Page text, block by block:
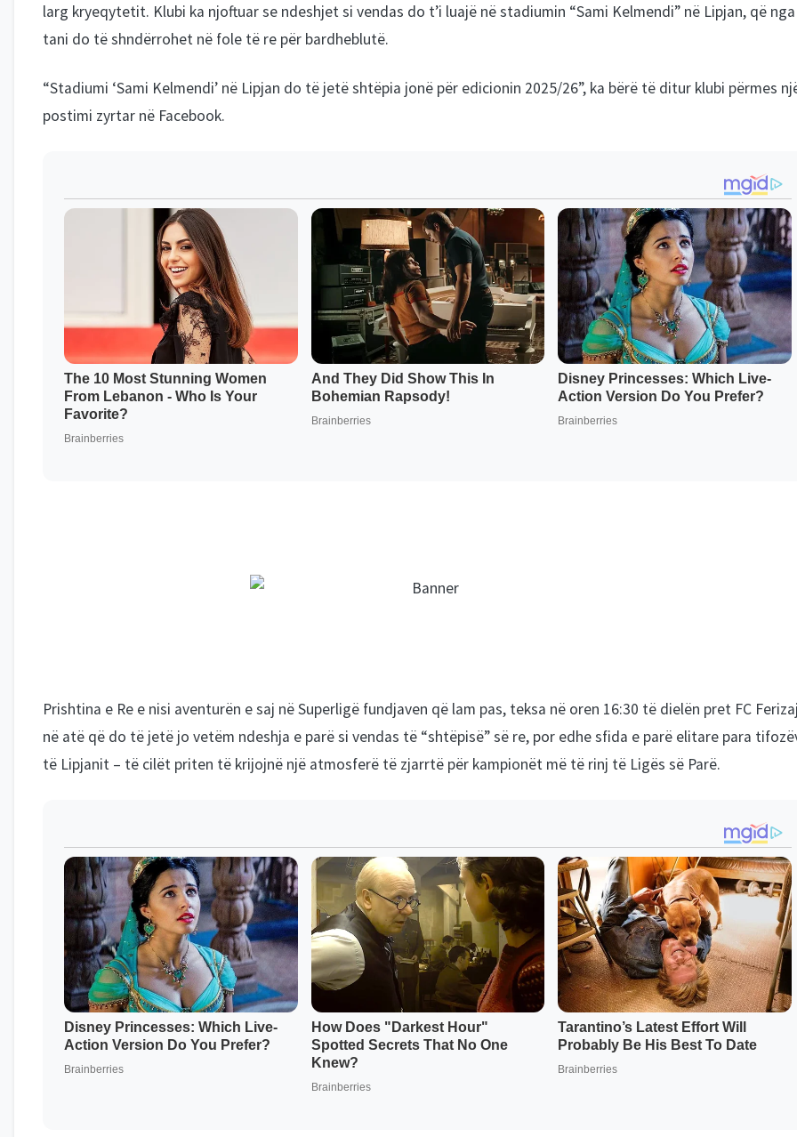
larg kryeqytetit. Klubi ka njoftuar se ndeshjet si vendas do t’i luajë në stadiumin “Sami Kelmendi” në Lipjan, që nga
tani do të shndërrohet në fole të re për bardheblutë.
“Stadiumi ‘Sami Kelmendi’ në Lipjan do të jetë shtëpia jonë për edicionin 2025/26”, ka bërë të ditur klubi përmes
postimi zyrtar në Facebook.
Prishtina e Re e nisi aventurën e saj në Superligë fundjaven që lam pas, teksa në oren 16:30 të dielën pret FC
në atë që do të jetë jo vetëm ndeshja e parë si vendas të “shtëpisë” së re, por edhe sfida e parë elitare para
të Lipjanit – të cilët priten të krijojnë një atmosferë të zjarrtë për kampionët më të rinj të Ligës së Parë.